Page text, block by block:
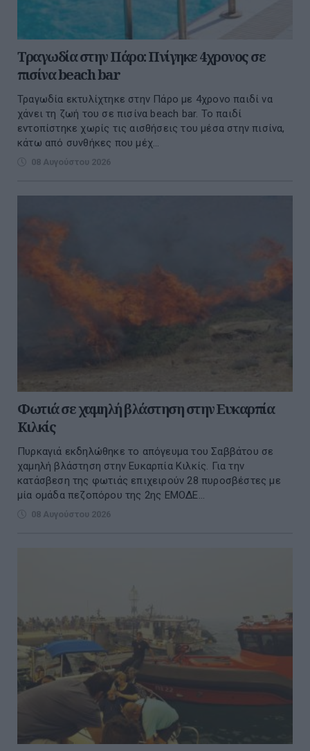
Τραγωδία στην Πάρο: Πνίγηκε 4χρονος σε
πισίνα beach bar
Τραγωδία εκτυλίχτηκε στην Πάρο με 4χρονο παιδί να
χάνει τη ζωή του σε πισίνα beach bar. Το παιδί
εντοπίστηκε χωρίς τις αισθήσεις του μέσα στην πισίνα,
κάτω από συνθήκες που μέχ...
08 Αυγούστου 2026
Φωτιά σε χαμηλή βλάστηση στην Ευκαρπία
Κιλκίς
Πυρκαγιά εκδηλώθηκε το απόγευμα του Σαββάτου σε
χαμηλή βλάστηση στην Ευκαρπία Κιλκίς. Για την
κατάσβεση της φωτιάς επιχειρούν 28 πυροσβέστες με
μία ομάδα πεζοπόρου της 2ης ΕΜΟΔΕ...
08 Αυγούστου 2026